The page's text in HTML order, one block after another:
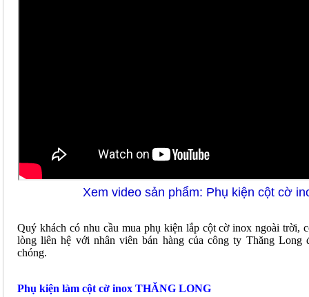
Xem video sản phẩm: Phụ kiện cột cờ
Quý khách có nhu cầu mua phụ kiện lắp cột cờ inox ngoài trời,
lòng liên hệ với nhân viên bán hàng của công ty Thăng Long
chóng.
Phụ kiện làm cột cờ inox THĂNG LONG